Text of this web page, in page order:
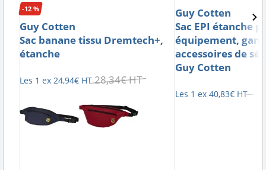
-12 %
Guy Cotten
Sac banane tissu Dremtech+,
étanche
Les 1 ex 24,94€ HT 28,34€HT
Guy Cotten
Sac EPI étanche
équipement,
accessoires de
Guy Cotten
Les 1 ex 40,83€ HT